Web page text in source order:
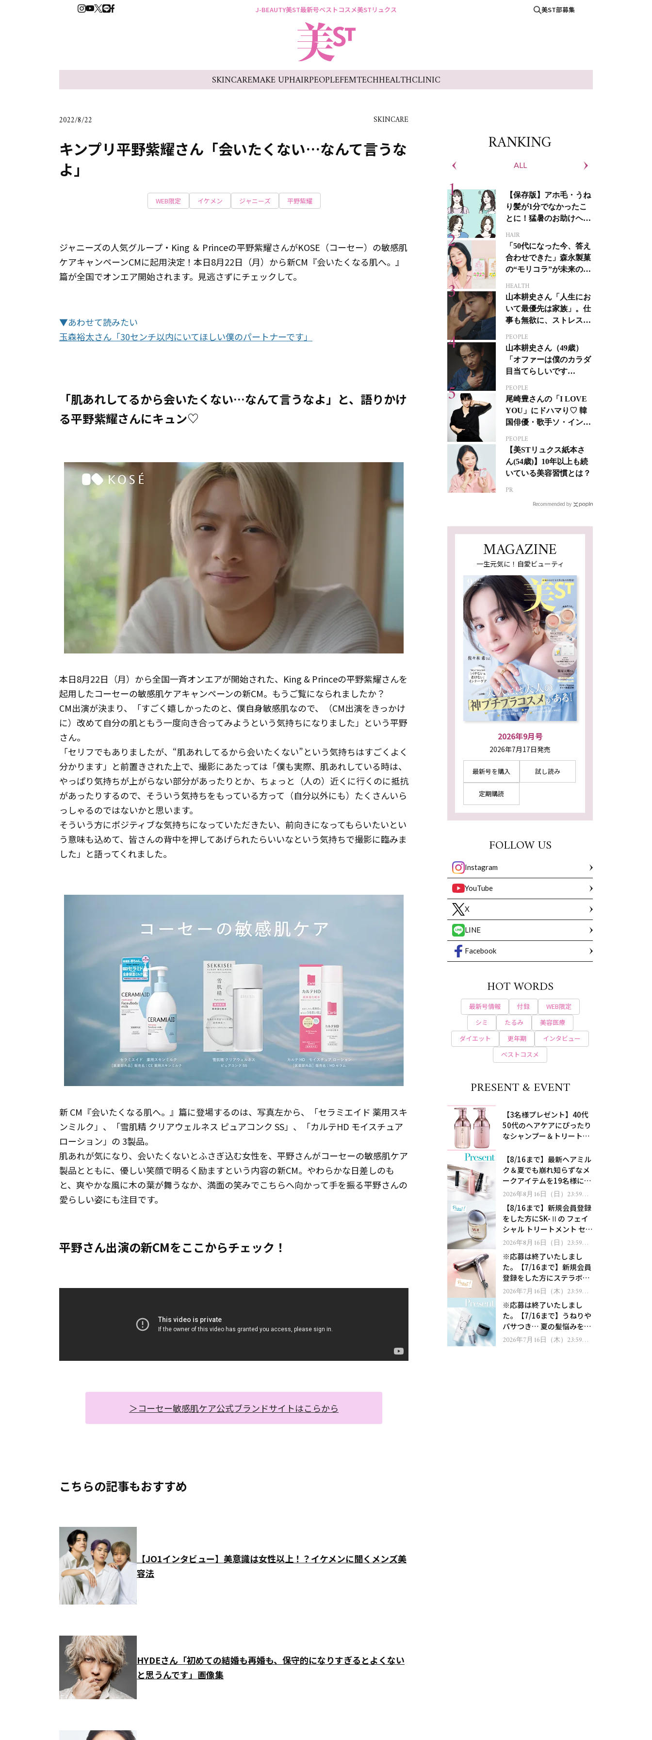
J-BEAUTY美ST最新号ベストコスメ美STリュクス 美ST部募集
SKINCAREMAKE UPHAIRPEOPLEFEMTECHHEALTHCLINIC
2022/8/22 SKINCARE
キンプリ平野紫耀さん「会いたくない…なんて言うな
よ」
WEB限定 イケメン ジャニーズ 平野紫耀
ジャニーズの人気グループ・King ＆ Princeの平野紫耀さんがKOSE（コーセー）の敏感肌
ケアキャンペーンCMに起用決定！本日8月22日（月）から新CM『会いたくなる肌へ。』
篇が全国でオンエア開始されます。見逃さずにチェックして。
▼あわせて読みたい
玉森裕太さん「30センチ以内にいてほしい僕のパートナーです」
「肌あれしてるから会いたくない…なんて言うなよ」と、語りかけ
る平野紫耀さんにキュン♡
本日8月22日（月）から全国一斉オンエアが開始された、King & Princeの平野紫耀さんを
起用したコーセーの敏感肌ケアキャンペーンの新CM。もうご覧になられましたか？
CM出演が決まり、「すごく嬉しかったのと、僕自身敏感肌なので、（CM出演をきっかけ
に）改めて自分の肌ともう一度向き合ってみようという気持ちになりました」という平野
さん。
「セリフでもありましたが、“肌あれしてるから会いたくない”という気持ちはすごくよく
分かります」と前置きされた上で、撮影にあたっては「僕も実際、肌あれしている時は、
やっぱり気持ちが上がらない部分があったりとか、ちょっと（人の）近くに行くのに抵抗
があったりするので、そういう気持ちをもっている方って（自分以外にも）たくさんいら
っしゃるのではないかと思います。
そういう方にポジティブな気持ちになっていただきたい、前向きになってもらいたいとい
う意味も込めて、皆さんの背中を押してあげられたらいいなという気持ちで撮影に臨みま
した」と語ってくれました。
新 CM『会いたくなる肌へ。』篇に登場するのは、写真左から、「セラミエイド 薬用スキ
ンミルク」、「雪肌精 クリアウェルネス ピュアコンク SS」、「カルテHD モイスチュア
ローション」の 3製品。
肌あれが気になり、会いたくないとふさぎ込む女性を、平野さんがコーセーの敏感肌ケア
製品とともに、優しい笑顔で明るく励ますという内容の新CM。やわらかな日差しのも
と、爽やかな風に木の葉が舞うなか、満面の笑みでこちらへ向かって手を振る平野さんの
愛らしい姿にも注目です。
平野さん出演の新CMをここからチェック！
＞コーセー敏感肌ケア公式ブランドサイトはこらから
こちらの記事もおすすめ
【JO1インタビュー】美意識は女性以上！？イケメンに聞くメンズ美
容法
HYDEさん「初めての結婚も再婚も、保守的になりすぎるとよくない
と思うんです」画像集
RANKING
ALL
【保存版】アホ毛・うね
り髪が1分でなかったこ
とに！猛暑のお助けヘア
HAIR
「50代になった今、答え
合わせできた」森永製菓
の“モリコラ”が未来のキ
HEALTH
山本耕史さん「人生にお
いて最優先は家族」。仕
事も無欲に、ストレスを
PEOPLE
山本耕史さん（49歳）
「オファーは僕のカラダ
目当てらしいです
ジカルへの挑戦
PEOPLE
尾崎豊さんの「I LOVE
YOU」にドハマり♡ 韓
国俳優・歌手ソ・イング
人生って？
PEOPLE
【美STリュクス紙本さ
ん(54歳)】10年以上も続
いている美容習慣とは？
PR
Recommended by
MAGAZINE
一生元気に！自愛ビューティ
2026年9月号
2026年7月17日発売
最新号を購入 試し読み
定期購読
FOLLOW US
Instagram
YouTube
X
LINE
Facebook
HOT WORDS
最新号情報 付録
WEB限定
シミ
たるみ
美容医療
ダイエット
更年期
インタビュー
ベストコスメ
PRESENT & EVENT
【3名様プレゼント】40代
50代のヘアケアにぴったり
なシャンプー＆トリートメ
処！
【8/16まで】最新ヘアミル
ク＆夏でも崩れ知らずなメ
ークアイテムを19名様にプ
レゼント！
2026年8月16日（日）23:59ま
で【8/16まで】新規会員登録
をした方にSK-Ⅱの フェイ
シャル トリートメント セラ
ムをプレゼント！
2026年8月16日（日）23:59ま
※応募は終了いたしまし
た。【7/16まで】新規会員
登録をした方にステラボー
テのシャインリバース ヘア
ゼント！
2026年7月16日（木）23:59ま
※応募は終了いたしまし
た。【7/16まで】うねりや
パサつき… 夏の髪悩みを解
消するヘアケアアイテムを
2026年7月16日（木）23:59ま